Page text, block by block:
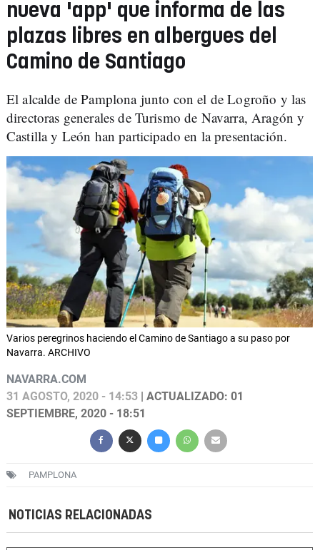
nueva 'app' que informa de las
plazas libres en albergues del
Camino de Santiago
El alcalde de Pamplona junto con el de Logroño y las
directoras generales de Turismo de Navarra, Aragón y
Castilla y León han participado en la presentación.
Varios peregrinos haciendo el Camino de Santiago a su paso por
Navarra. ARCHIVO
NAVARRA.COM
31 AGOSTO, 2020 - 14:53 | ACTUALIZADO: 01
SEPTIEMBRE, 2020 - 18:51
PAMPLONA
NOTICIAS RELACIONADAS